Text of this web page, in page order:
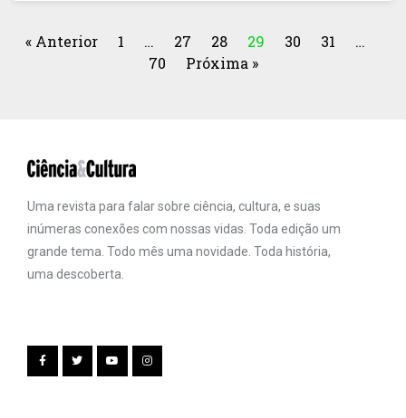
« Anterior 1 … 27 28 29 30 31
…
70
Próxima »
Uma revista para falar sobre ciência, cultura, e suas
inúmeras conexões com nossas vidas. Toda edição um
grande tema. Todo mês uma novidade. Toda história,
uma descoberta.